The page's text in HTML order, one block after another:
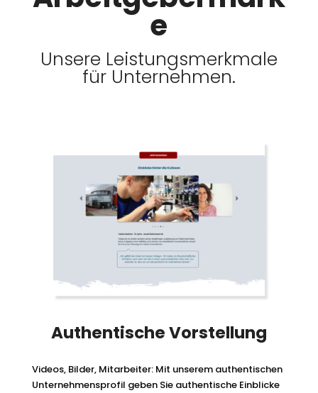
e
Unsere Leistungsmerkmale
für Unternehmen.
Authentische Vorstellung
Videos, Bilder, Mitarbeiter: Mit unserem authentischen
Unternehmensprofil geben Sie authentische Einblicke